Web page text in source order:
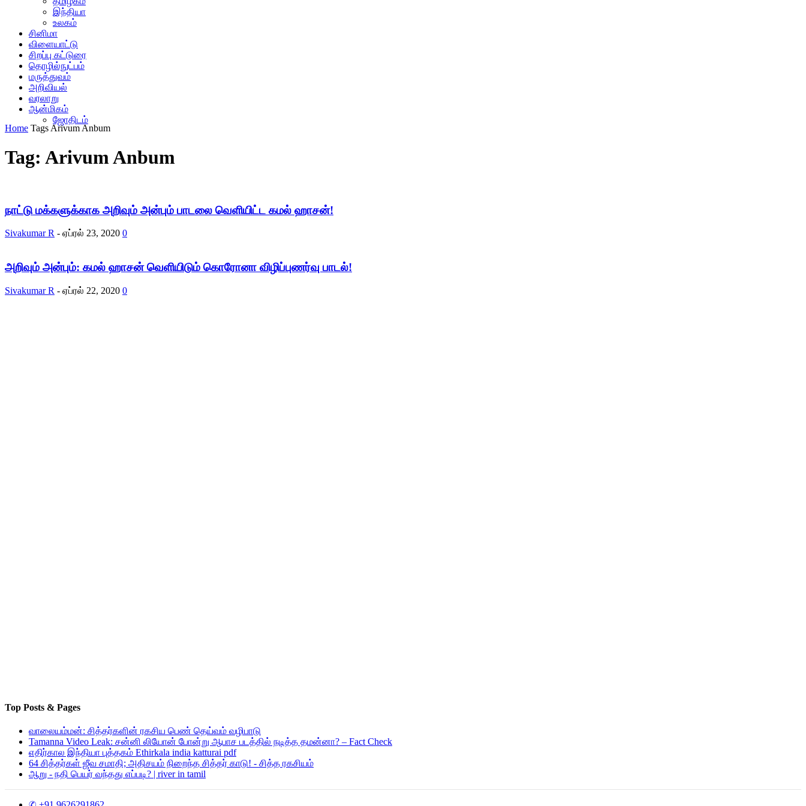
இந்தியா
உலகம்
சினிமா
விளையாட்டு
சிறப்பு கட்டுரை
தொழில்நுட்பம்
மருத்துவம்
அறிவியல்
வரலாறு
ஆன்மிகம்
ஜோதிடம்
Home Tags Arivum Anbum
Tag: Arivum Anbum
நாட்டு மக்களுக்காக அறிவும் அன்பும் பாடலை வெளியிட்ட கமல் ஹாசன்!
Sivakumar R - ஏப்ரல் 23, 2020 0
அறிவும் அன்பும்: கமல் ஹாசன் வெளியிடும் கொரோனா விழிப்புணர்வு பாடல்!
Sivakumar R - ஏப்ரல் 22, 2020 0
Top Posts & Pages
வாலையம்மன்: சித்தர்களின் ரகசிய பெண் தெய்வம் வழிபாடு
Tamanna Video Leak: சன்னி லியோன் போன்று ஆபாச படத்தில் நடித்த தமன்னா? – Fact Check
எதிர்கால இந்தியா புத்தகம் Ethirkala india katturai pdf
64 சித்தர்கள் ஜீவ சமாதி; அதிசயம் நிறைந்த சித்தர் காடு! - சித்த ரகசியம்
ஆறு - நதி பெயர் வந்தது எப்படி? | river in tamil